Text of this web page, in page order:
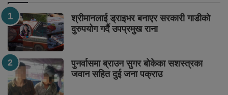
श्रीमानलाई ड्राइभर बनाएर सरकारी गाडीको
दुरुपयोग गर्दै उपप्रमुख राना
पुनर्वासमा ब्राउन सुगर बोकेका सशस्त्रका
जवान सहित दुई जना पक्राउ